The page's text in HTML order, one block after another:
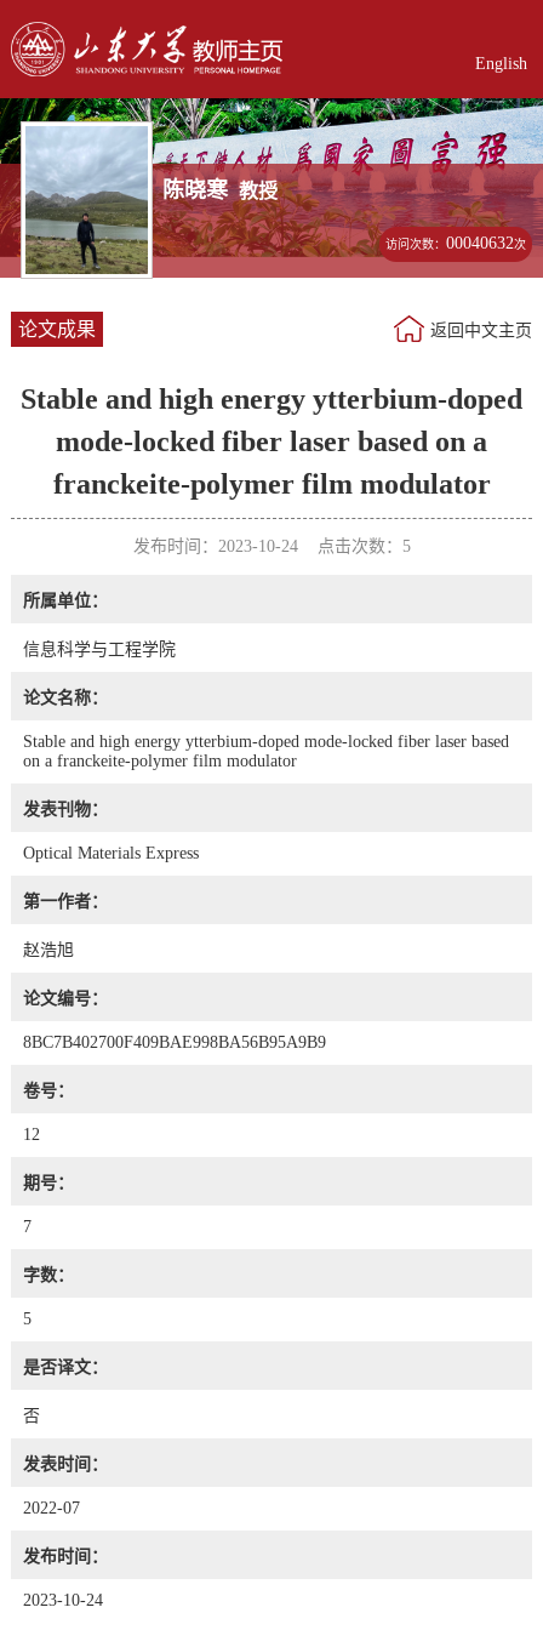
English
陈晓寒 教授
访问次数：00040632次
论文成果 返回中文主页
Stable and high energy ytterbium-doped
mode-locked fiber laser based on a
franckeite-polymer film modulator
发布时间：2023-10-24 点击次数： 5
所属单位：
信息科学与工程学院
论文名称：
Stable and high energy ytterbium-doped mode-locked fiber laser based
on a franckeite-polymer film modulator
发表刊物：
Optical Materials Express
第一作者：
赵浩旭
论文编号：
8BC7B402700F409BAE998BA56B95A9B9
卷号：
12
期号：
7
字数：
5
是否译文：
否
发表时间：
2022-07
发布时间：
2023-10-24